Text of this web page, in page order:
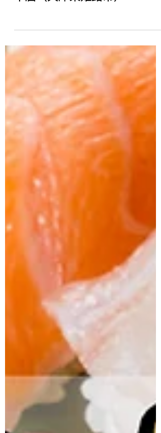
10/25（火）キコーナ網
干店（兵庫県姫路市）